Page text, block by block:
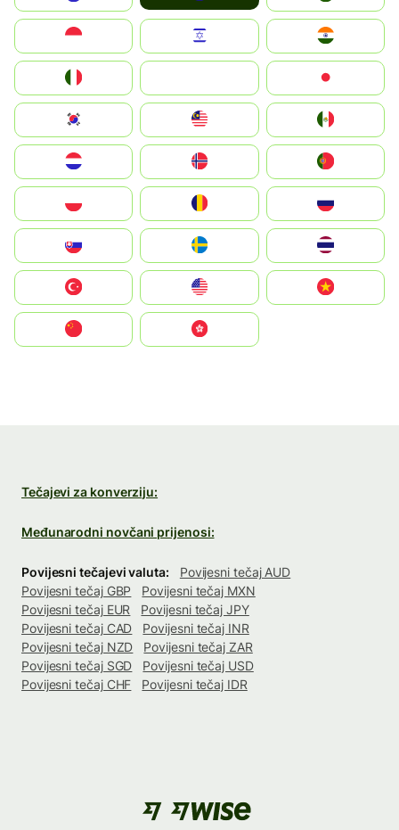
South Korea
United States
中國香港特別行政區
Tečajevi za konverziju:
Međunarodni novčani prijenosi:
Povijesni tečajevi valuta:
Povijesni tečaj AUD
Povijesni tečaj GBP
Povijesni tečaj MXN
Povijesni tečaj EUR
Povijesni tečaj JPY
Povijesni tečaj CAD
Povijesni tečaj INR
Povijesni tečaj NZD
Povijesni tečaj ZAR
Povijesni tečaj SGD
Povijesni tečaj USD
Povijesni tečaj CHF
Povijesni tečaj IDR